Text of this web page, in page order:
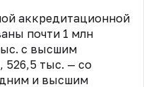
аккредитационной
почти 1 млн
с высшим
526,5 тыс. — со
и высшим